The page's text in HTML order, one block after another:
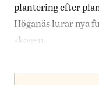
plantering efter
Höganäs lurar nya
skogen.